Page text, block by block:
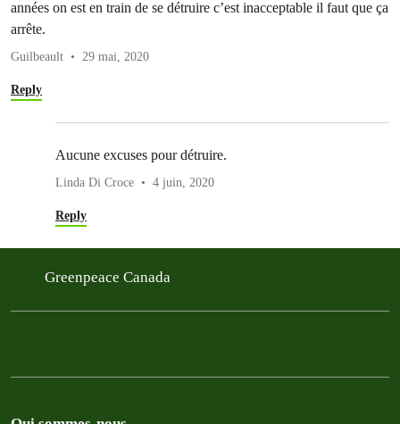
années on est en train de se détruire c’est inacceptable il faut que ça
arrête.
Guilbeault 29 mai, 2020
Reply
Aucune excuses pour détruire.
Linda Di Croce 4 juin, 2020
Reply
Greenpeace Canada